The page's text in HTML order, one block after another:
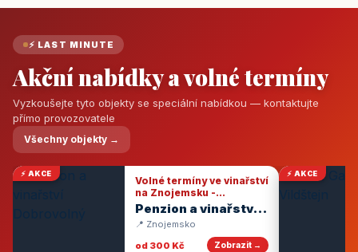
⚡ LAST MINUTE
Akční nabídky a volné termíny
Vyzkoušejte tyto objekty se speciální nabídkou — kontaktujte
přímo provozovatele
Všechny objekty →
⚡ AKCE
Volné termíny ve vinařství
na Znojemsku -
degustace vín
Penzion a vinařství
Dobrovolný
📍 Znojemsko
od 300 Kč
Zobrazit →
⚡ AKCE